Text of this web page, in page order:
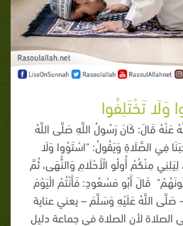
وَلَا تَخْتَلِفُوا
قَالَ: كَانَ رَسُولُ اللَّهِ صَلَّى اللَّهُ
فِي الصَّلَاةِ وَيَقُولُ: "اسْتَوُوا وَلَا
مِنْكُمْ أُولُو الْأَحْلَامِ وَالنُّهَى، ثُمَّ
قَالَ أَبُو مَسْعُودٍ: فَأَنْتُمْ الْيَوْمَ
صَلَّى اللَّهُ عَلَيْهِ وَسَلَّمَ – يعني عناية
لأن الصلاة في جماعة دليل